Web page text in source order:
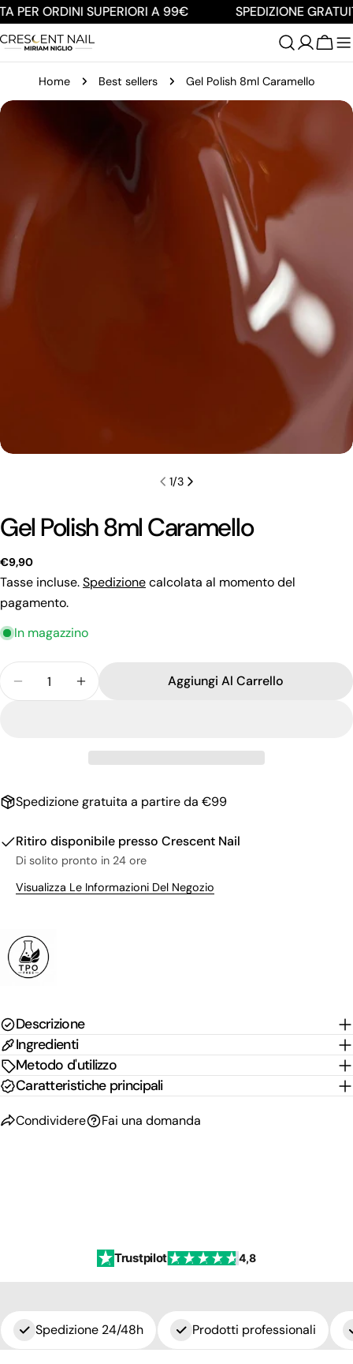
Salta
contenuto
PER ORDINI SUPERIORI A 99€ SPEDIZIONE
Home Best sellers Gel Polish 8ml Caramello
Passa
informazioni
supporto 0 in modalità modale
1/3
Gel Polish 8ml Caramello
Prezzo
regolare
€9,90
Tasse incluse.Spedizionecalcolata al momento del
pagamento.
In magazzino
Diminuisci La Quantità Per Gel Polish 8ml
Aumenta La Quantità Per Gel Polish 8ml
Aggiungi Al Carrello
Spedizione gratuita a partire da €99
Ritiro disponibile presso Crescent Nail
Di solito pronto in 24 ore
Visualizza Le Informazioni Del Negozio
Descrizione
Ingredienti
Metodo d'utilizzo
Caratteristiche principali
Condividere
Condividi
su
Facebook
Condividi
su
X
Pin
su
Pinterest
Fai una domanda
Fai una domanda
tuo
Il
messaggio
Trustpilot 4,8
Spedizione 24/48h Prodotti professionali